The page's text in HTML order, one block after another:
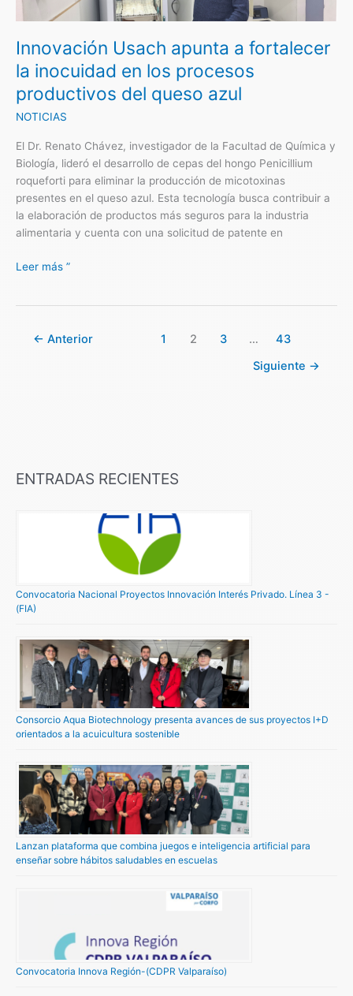
Innovación Usach apunta a fortalecer
la inocuidad en los procesos
productivos del queso azul
NOTICIAS
El Dr. Renato Chávez, investigador de la Facultad de Química y
Biología, lideró el desarrollo de cepas del hongo Penicillium
roqueforti para eliminar la producción de micotoxinas
presentes en el queso azul. Esta tecnología busca contribuir a
la elaboración de productos más seguros para la industria
alimentaria y cuenta con una solicitud de patente en
en
los
procesos
productivos
del
azul
Leer más ”
← Anterior 1 2 3 …
43
Siguiente →
ENTRADAS RECIENTES
Convocatoria Nacional Proyectos Innovación Interés Privado. Línea 3 -
(FIA)
Consorcio Aqua Biotechnology presenta avances de sus proyectos I+D
orientados a la acuicultura sostenible
Lanzan plataforma que combina juegos e inteligencia artificial para
enseñar sobre hábitos saludables en escuelas
Convocatoria Innova Región-(CDPR Valparaíso)